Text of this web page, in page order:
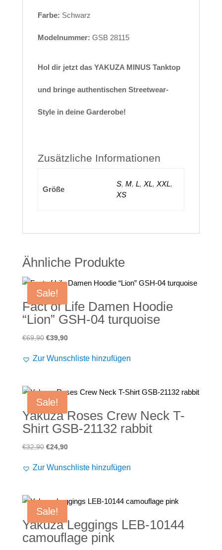
Farbe: Schwarz
Modelnummer: GSB 28115
Hol dir jetzt das YAKUZA MINUS Tanktop
und bringe authentischen Streetwear-
Style in deine Garderobe!
Zusätzliche Informationen
Größe
S, M, L, XL, XXL,
XS
Ähnliche Produkte
Sale!
Fact of Life Damen Hoodie
“Lion” GSH-04 turquoise
€69,90 Ursprünglicher
war:
€39,90Aktueller
ist:
Zur Wunschliste hinzufügen
Sale!
Yakuza Roses Crew Neck T-
Shirt GSB-21132 rabbit
€32,90 Ursprünglicher
war:
€24,90Aktueller
ist:
Zur Wunschliste hinzufügen
Sale!
Yakuza Leggings LEB-10144
camouflage pink